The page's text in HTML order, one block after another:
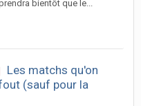
bientôt que le...
Les matchs qu'on
(sauf pour la